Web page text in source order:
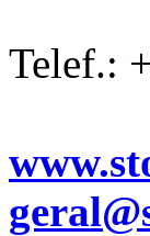
Telef.: